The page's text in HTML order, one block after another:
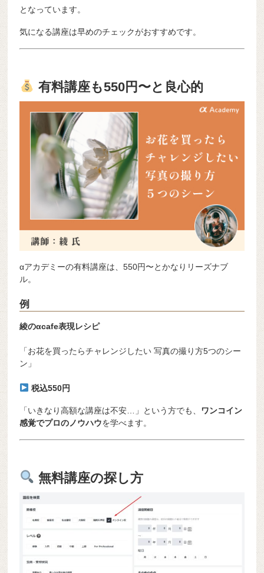
となっています。
気になる講座は早めのチェックがおすすめです。
有料講座も550円〜と良心的
αアカデミーの有料講座は、550円〜とかなりリーズナブ
ル。
例
綾のαcafe表現レシピ
「お花を買ったらチャレンジしたい 写真の撮り方5つのシー
ン」
税込550円
「いきなり高額な講座は不安…」という方でも、 ワンコイン
感覚でプロのノウハウを学べます。
無料講座の探し方